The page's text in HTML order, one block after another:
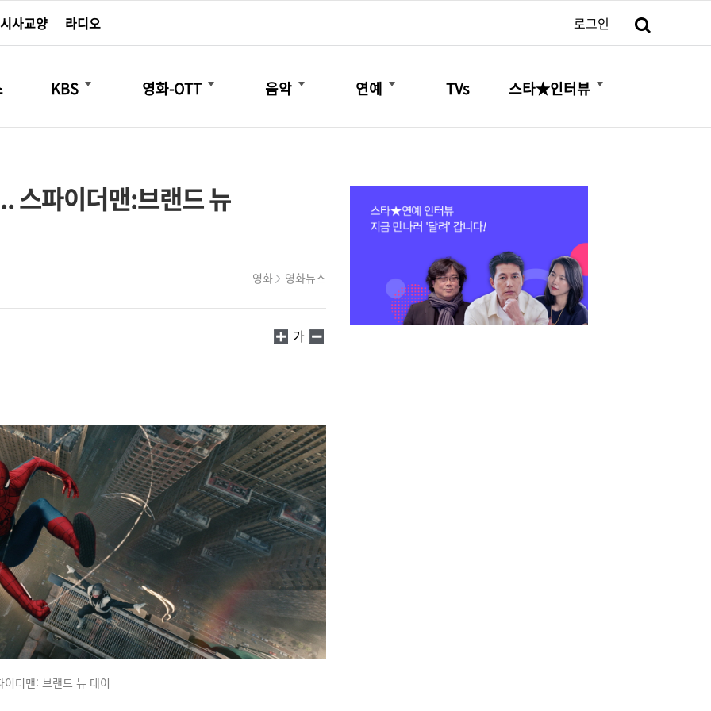
시사교양 라디오 로그인
KBS
더보기
영화-OTT
더보기
음악
더보기
연예
더보기
TVs 스타★인터뷰
더보기
스파이더맨:브랜드 뉴
영화 영화뉴스
가
이더맨: 브랜드 뉴 데이